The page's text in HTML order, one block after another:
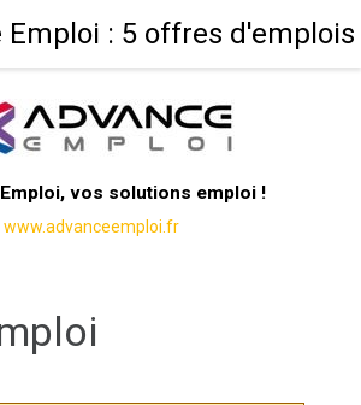
vos solutions emploi !
www.advanceemploi.fr
Emploi : 5 offres